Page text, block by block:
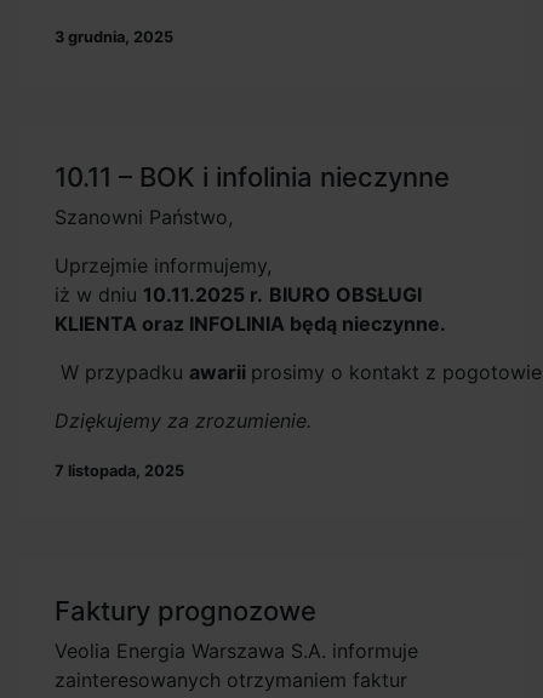
3 grudnia, 2025
10.11 – BOK i infolinia nieczynne
Szanowni Państwo,
Uprzejmie informujemy,
iż w dniu 10.11.2025 r. BIURO OBSŁUGI
KLIENTA oraz INFOLINIA będą nieczynne.
W przypadku awarii prosimy o kontakt z
Dziękujemy za zrozumienie.
7 listopada, 2025
Faktury prognozowe
Veolia Energia Warszawa S.A. informuje
zainteresowanych otrzymaniem faktur